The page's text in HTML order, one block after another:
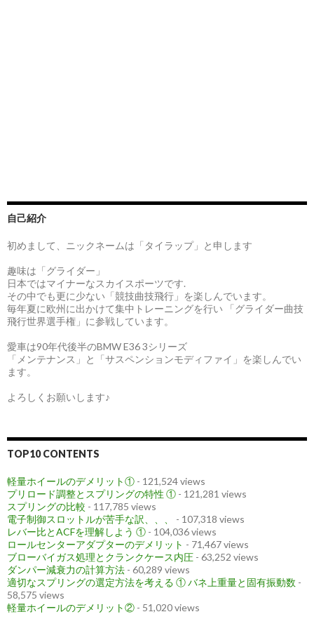
自己紹介
初めまして、ニックネームは「タイラップ」と申します
趣味は「グライダー」
日本ではマイナーなスカイスポーツです.
その中でも更に少ない「競技曲技飛行」を楽しんでいます。
毎年夏に欧州に出かけて集中トレーニングを行い 「グライダー曲技
飛行世界選手権」に参戦しています。
愛車は90年代後半のBMW E36 3シリーズ
「メンテナンス」と「サスペンションモディファイ」を楽しんでい
ます。
よろしくお願いします♪
TOP10 CONTENTS
軽量ホイールのデメリット① - 121,524 views
プリロード調整とスプリングの特性 ① - 121,281 views
スプリングの比較 - 117,785 views
電子制御スロットルが苦手な訳、、、
- 107,318 views
レバー比とACFを理解しよう ① - 104,036 views
ロールセンターアダプターのデメリット - 71,467 views
ブローバイガス処理とクランクケース内圧 - 63,252 views
ダンパー減衰力の計算方法 - 60,289 views
適切なスプリングの選定方法を考える ① バネ上重量と固有振動数 -
58,575 views
軽量ホイールのデメリット② - 51,020 views